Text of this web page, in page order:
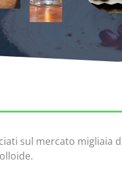
sul mercato